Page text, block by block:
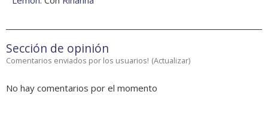
Sección de opinión
Comentarios enviados por los usuarios! (Actualizar)
No hay comentarios por el momento